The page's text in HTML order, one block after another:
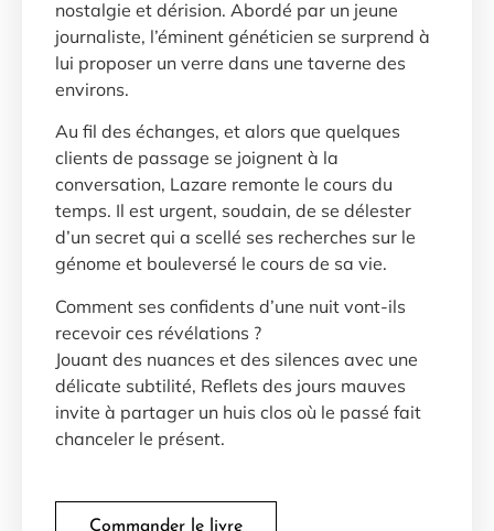
nostalgie et dérision. Abordé par un jeune
journaliste, l’éminent généticien se surprend à
lui proposer un verre dans une taverne des
environs.
Au fil des échanges, et alors que quelques
clients de passage se joignent à la
conversation, Lazare remonte le cours du
temps. Il est urgent, soudain, de se délester
d’un secret qui a scellé ses recherches sur le
génome et bouleversé le cours de sa vie.
Comment ses confidents d’une nuit vont-ils
recevoir ces révélations ?
Jouant des nuances et des silences avec une
délicate subtilité, Reflets des jours mauves
invite à partager un huis clos où le passé fait
chanceler le présent.
Commander le livre